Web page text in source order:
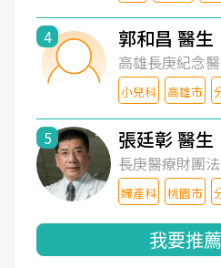
4 郭和昌 醫生
高雄長庚紀念
小兒科 高雄市
5 張廷彰 醫生
長庚醫療財團
婦產科 桃園市
我要推